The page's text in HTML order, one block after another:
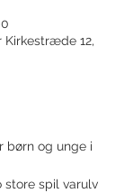
Kirkestræde 12,
børn og unge i
spil varulv